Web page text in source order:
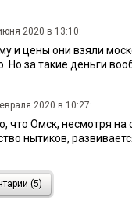
2020 в 13:10:
и цены они взяли
Но за такие деньги
2020 в 10:27:
что Омск, несмотря на
нытиков,
февраля 2020 в 17:59:
прекрасно понимает,
(5)